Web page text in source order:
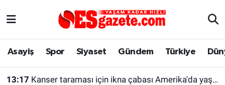
Asayiş Spor Siyaset Gündem Türkiye
13:17 Kanser taraması için ikna çabası Amerika'da yaşayan kadını şaşırttı
Asayiş
Yaşam
Eskişehir Nöbetçi Eczaneler